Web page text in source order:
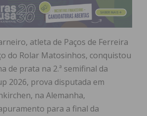
atleta de Paços de Ferreira
do Rolar Matosinhos, conquistou
de prata na 2.ª semifinal da
2026, prova disputada em
na Alemanha,
para a final da